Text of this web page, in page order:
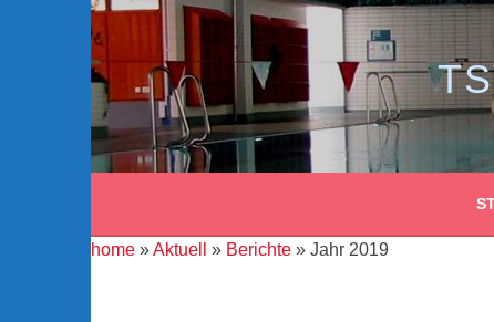
Zum
Inhalt
springen
home »Aktuell » Berichte » Jahr 2019